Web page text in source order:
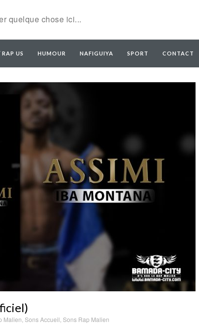
US HUMOUR NAFIGUIYA SPORT CONTACT
Malien Sons Accueil Sons Rap Malien